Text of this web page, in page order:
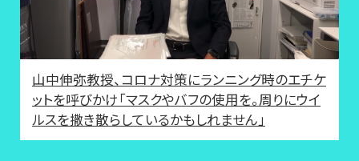
山中伸弥教授、コロナ対策にランニング時のエチケ
ットを呼びかけ「マスクやバフの使用を。周りにウイ
ルスを撒き散らしているかもしれません」